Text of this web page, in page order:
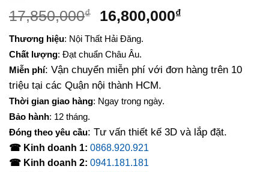
17,850,000₫
Giá
là:
17,850,000₫.
16,800,000₫Giá
16,800,000₫.
Thương hiệu: Nội Thất Hải Đăng.
Chất lượng: Đạt chuẩn Châu Âu.
Miễn phí: Vận chuyển miễn phí với đơn hàng trên 10
triệu tại các Quận nội thành HCM.
Thời gian giao hàng: Ngay trong ngày.
Bảo hành: 12 tháng.
Đóng theo yêu cầu: Tư vấn thiết kế 3D và lắp đặt.
☎ Kinh doanh 1: 0868.920.921
☎ Kinh doanh 2: 0941.181.181